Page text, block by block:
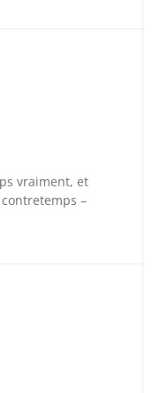
vraiment, et
–